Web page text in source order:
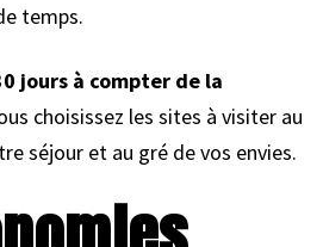
temps.
jours à compter de la
choisissez les sites à visiter au
séjour et au gré de vos envies.